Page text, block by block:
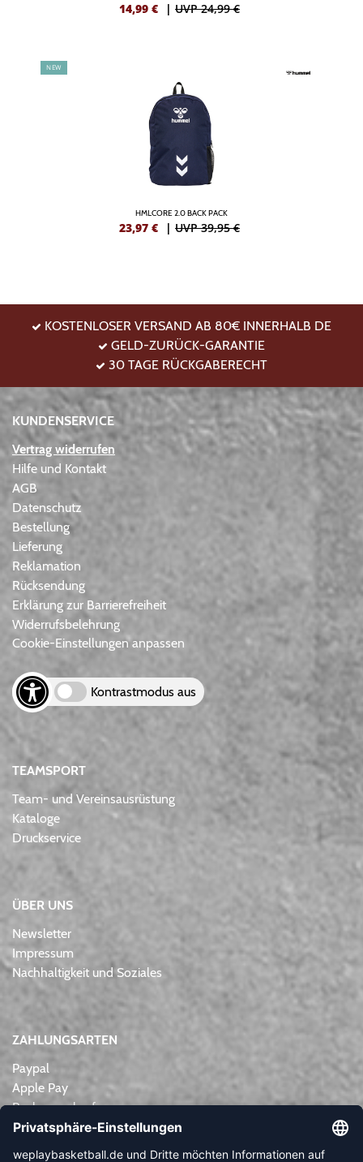
14,99 € | UVP 24,99 €
NEW
HMLCORE 2.0 BACK PACK
23,97 € | UVP 39,95 €
KOSTENLOSER VERSAND AB 80€ INNERHALB DE
GELD-ZURÜCK-GARANTIE
30 TAGE RÜCKGABERECHT
KUNDENSERVICE
Vertrag widerrufen
Hilfe und Kontakt
AGB
Datenschutz
Bestellung
Lieferung
Reklamation
Rücksendung
Erklärung zur Barrierefreiheit
Widerrufsbelehrung
Cookie-Einstellungen anpassen
Kontrastmodus aus
TEAMSPORT
Team- und Vereinsausrüstung
Kataloge
Druckservice
ÜBER UNS
Newsletter
Impressum
Nachhaltigkeit und Soziales
ZAHLUNGSARTEN
Paypal
Apple Pay
Rechnungskauf
Lastschrift
Kreditkarte